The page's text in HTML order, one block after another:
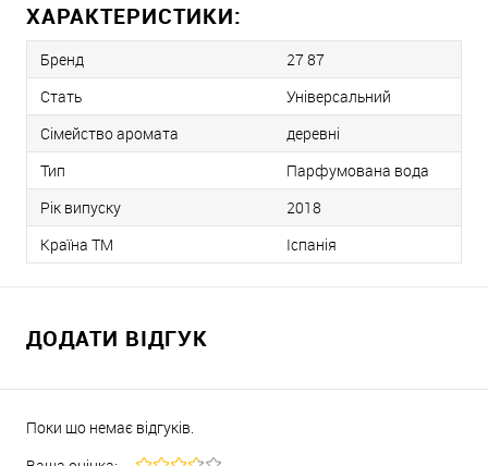
ХАРАКТЕРИСТИКИ:
Бренд
27 87
Стать
Універсальний
Сімейство аромата
деревні
Тип
Парфумована вода
Рік випуску
2018
Країна ТМ
Іспанія
ДОДАТИ ВІДГУК
Поки що немає відгуків.